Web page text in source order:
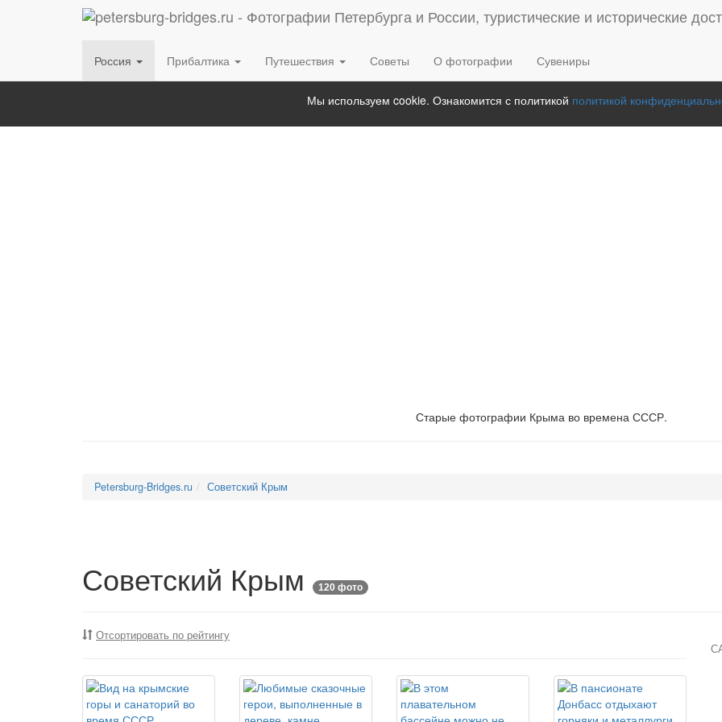
Россия Прибалтика Путешествия Советы О фотографии Сувениры
Мы используем cookie. Ознакомится с политикой политикой
Старые фотографии Крыма во времена СССР.
Petersburg-Bridges.ru Советский Крым
Советский Крым 120 фото
Отсортировать по рейтингу